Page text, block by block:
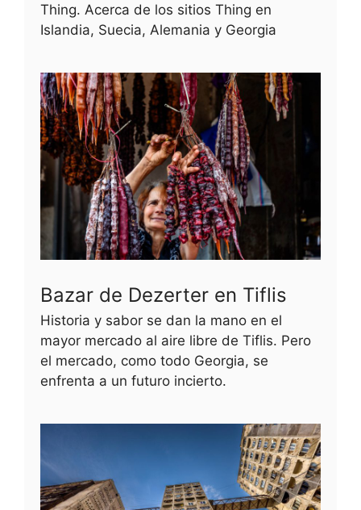
Thing. Acerca de los sitios Thing en
Islandia, Suecia, Alemania y Georgia
Bazar de Dezerter en Tiflis
Historia y sabor se dan la mano en el
mayor mercado al aire libre de Tiflis. Pero
el mercado, como todo Georgia, se
enfrenta a un futuro incierto.